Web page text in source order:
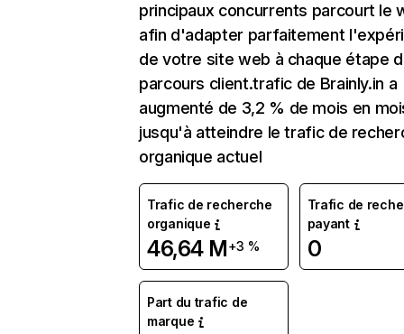
principaux concurrents parcourt le
afin d'adapter parfaitement
de votre site web à chaque étape
parcours client.trafic de Brainly.in a
augmenté de 3,2 % de mois en
jusqu'à atteindre le trafic de
organique actuel
Trafic de recherche
organique
46,64 M+3 %
Trafic de
payant
0
Part du trafic de
marque